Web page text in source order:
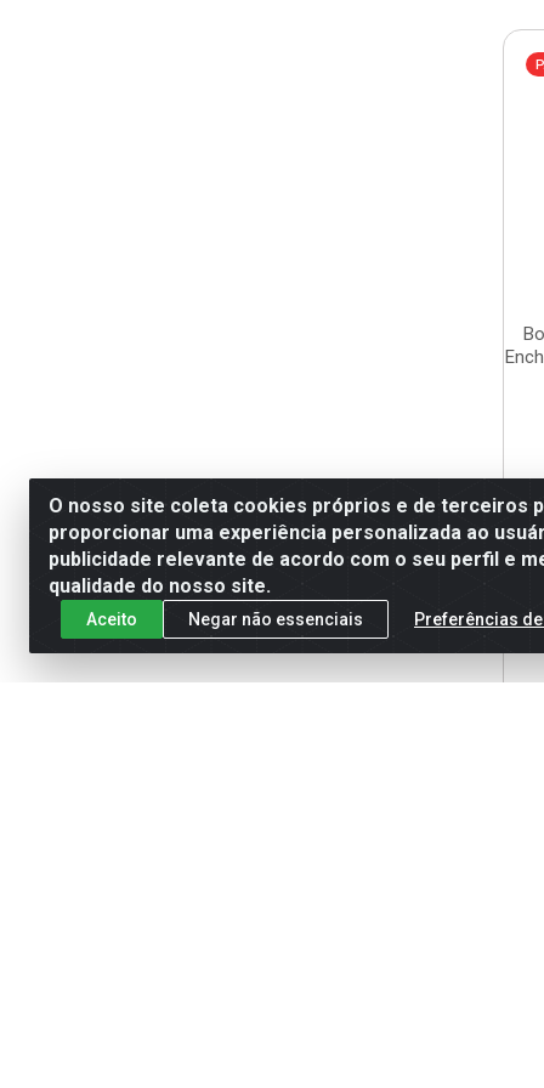
O nosso site coleta cookies próprios e de terceiros
proporcionar uma experiência personalizada ao
publicidade relevante de acordo com o seu perfil e
qualidade do nosso site.
Aceito Negar não essenciais Preferências